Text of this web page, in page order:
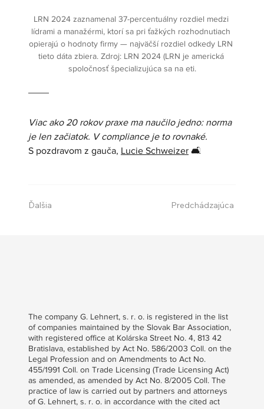
LRN 2024 zaznamenal 37-percentuálny rozdiel medzi
lídrami a manažérmi, ktorí sa pri ťažkých rozhodnutiach
opierajú o hodnoty firmy — najväčší rozdiel odkedy LRN
tieto dáta zbiera. Zdroj: LRN 2024 (LRN je americká
spoločnosť špecializujúca sa na eti.
Viac ako 20 rokov praxe ma naučilo jedno: norma
je len začiatok. V compliance je to rovnaké.
S pozdravom z gauča, Lucie Schweizer 🛋️
Ďalšia Predchádzajúca
The company G. Lehnert, s. r. o. is registered in the list
of companies maintained by the Slovak Bar Association,
with registered office at Kolárska Street No. 4, 813 42
Bratislava, established by Act No. 586/2003 Coll. on the
Legal Profession and on Amendments to Act No.
455/1991 Coll. on Trade Licensing (Trade Licensing Act)
as amended, as amended by Act No. 8/2005 Coll. The
practice of law is carried out by partners and attorneys
of G. Lehnert, s. r. o. in accordance with the cited act